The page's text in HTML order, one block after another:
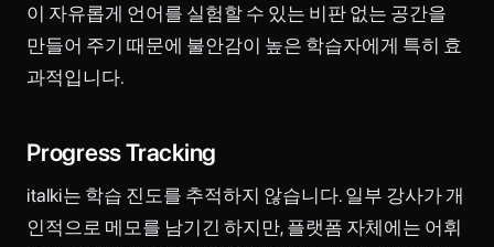
이 자유롭게 언어를 실험할 수 있는 비판 없는 공간을
만들어 주기 때문에 불안감이 높은 학습자에게 특히 효
과적입니다.
Progress Tracking
italki는 학습 진도를 추적하지 않습니다. 일부 강사가 개
인적으로 메모를 남기긴 하지만, 플랫폼 자체에는 어휘